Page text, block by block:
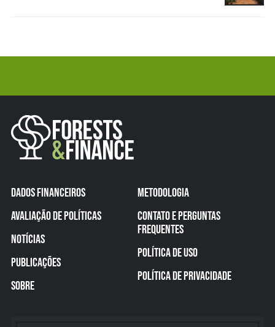
DADOS FINANCEIROS
AVALIAÇÃO DE POLÍTICAS
NOTÍCIAS
PUBLICAÇÕES
SOBRE
METODOLOGIA
CONTATO E PERGUNTAS
FREQUENTES
POLÍTICA DE USO
POLÍTICA DE PRIVACIDADE